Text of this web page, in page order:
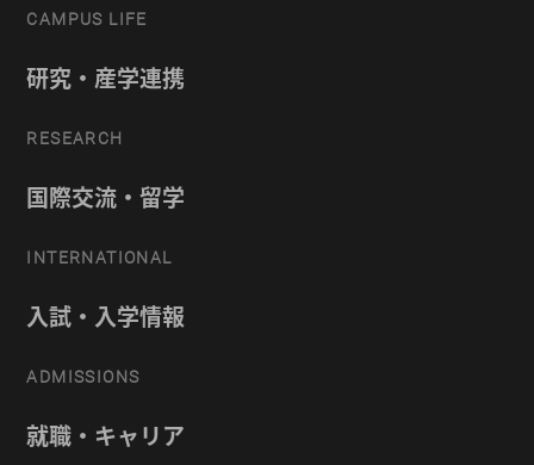
CAMPUS LIFE
研究・産学連携
RESEARCH
国際交流・留学
INTERNATIONAL
入試・入学情報
ADMISSIONS
就職・キャリア